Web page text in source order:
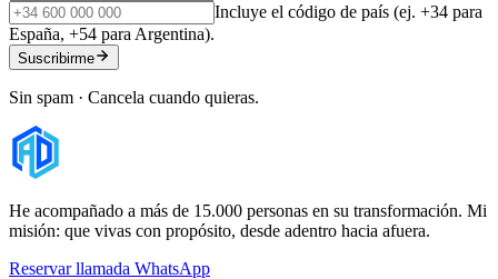
Incluye el código de país (ej. +34 para
España, +54 para Argentina).
Suscribirme
Sin spam · Cancela cuando quieras.
He acompañado a más de 15.000 personas en su transformación. Mi
misión: que vivas con propósito, desde adentro hacia afuera.
Reservar llamada WhatsApp